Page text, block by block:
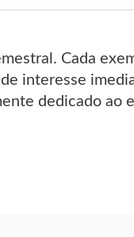
Cada
interesse
dedicado ao